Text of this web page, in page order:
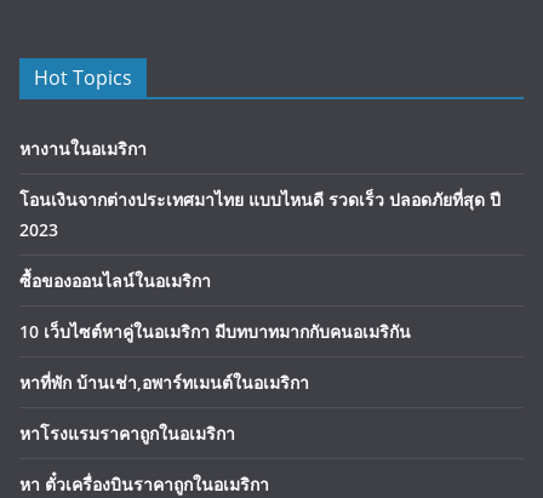
Hot Topics
หางานในอเมริกา
โอนเงินจากต่างประเทศมาไทย แบบไหนดี รวดเร็ว ปลอดภัยที่สุด ปี
2023
ซื้อของออนไลน์ในอเมริกา
10 เว็บไซต์หาคู่ในอเมริกา มีบทบาทมากกับคนอเมริกัน
หาที่พัก บ้านเช่า,อพาร์ทเมนต์ในอเมริกา
หาโรงแรมราคาถูกในอเมริกา
หา ตั๋วเครื่องบินราคาถูกในอเมริกา